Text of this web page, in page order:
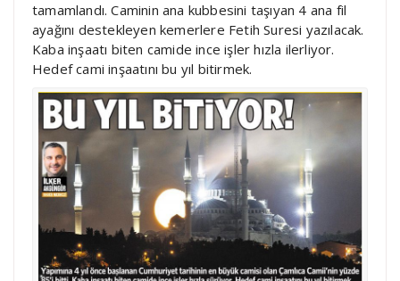
tamamlandı. Caminin ana kubbesini taşıyan 4 ana fil
ayağını destekleyen kemerlere Fetih Suresi yazılacak.
Kaba inşaatı biten camide ince işler hızla ilerliyor.
Hedef cami inşaatını bu yıl bitirmek.